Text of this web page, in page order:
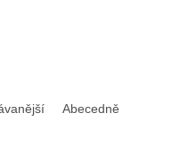
Abecedně